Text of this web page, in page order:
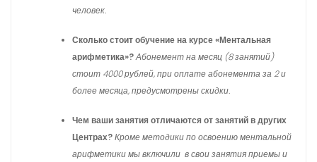
человек.
Сколько стоит обучение на курсе «Ментальная
арифметика»?Абонемент на месяц (8 занятий)
стоит 4000 рублей, при оплате абонемента за 2 и
более месяца, предусмотрены скидки.
Чем ваши занятия отличаются от занятий в других
Центрах?Кроме методики по освоению ментальной
арифметики мы включили в свои занятия приемы и